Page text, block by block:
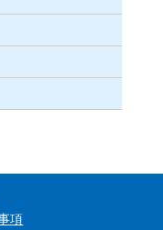
項